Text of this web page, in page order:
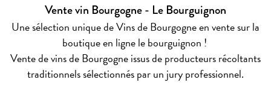
Vente vin Bourgogne - Le Bourguignon
Une sélection unique de Vins de Bourgogne en vente sur la
boutique en ligne le bourguignon !
Vente de vins de Bourgogne issus de producteurs récoltants
traditionnels sélectionnés par un jury professionnel.